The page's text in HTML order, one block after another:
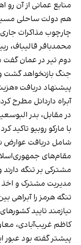
منابع عمانی از آن
هم دولت ساحلی
چارچوب مذاکرات
محمدباقر قالیباف،
دوم تیر در عمان
جنگ بازنخواهد گشت
پیشنهاد دریافت
آبراه داردانل مطرح
در مقابل، بدر
با مارکو روبیو تاکید
شامل دریافت عوارض
مقام‌های
مدیریت مشترک و اخذ
تنگه هرمز را آبراهی
نیازمند تایید
کاظم غریب‌آبادی،
پیشتر گفته بود عبور